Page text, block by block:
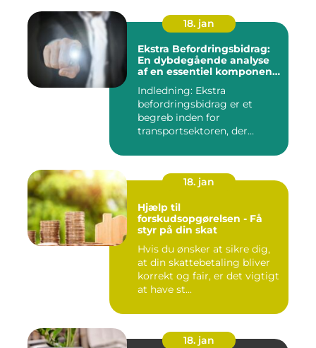
18. jan
Ekstra Befordringsbidrag:
En dybdegående analyse
af en essentiel komponent
Indledning: Ekstra
befordringsbidrag er et
begreb inden for
transportsektoren, der
18. jan
Hjælp til
forskudsopgørelsen - Få
styr på din skat
Hvis du ønsker at sikre dig,
at din skattebetaling bliver
korrekt og fair, er det vigtigt
at have st...
18. jan